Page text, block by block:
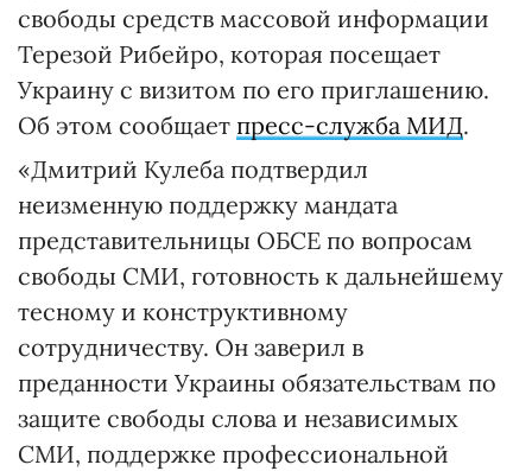
свободы средств массовой информации
Терезой Рибейро, которая посещает
Украину с визитом по его приглашению.
Об этом сообщает пресс-служба МИД.
«Дмитрий Кулеба подтвердил
неизменную поддержку мандата
представительницы ОБСЕ по вопросам
свободы СМИ, готовность к дальнейшему
тесному и конструктивному
сотрудничеству. Он заверил в
преданности Украины обязательствам по
защите свободы слова и независимых
СМИ, поддержке профессиональной